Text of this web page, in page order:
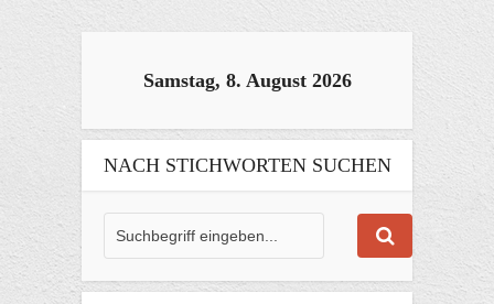
Samstag, 8. August 2026
NACH STICHWORTEN SUCHEN